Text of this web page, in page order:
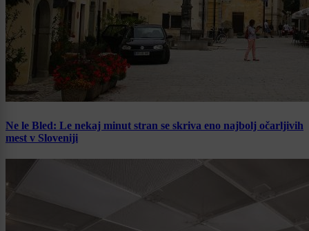
Ne le Bled: Le nekaj minut stran se skriva eno najbolj očarljivih
mest v Sloveniji